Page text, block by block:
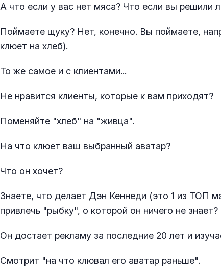
А что если у вас нет мяса? Что если вы решили
Поймаете щуку? Нет, конечно. Вы поймаете,
клюет на хлеб).
То же самое и с клиентами...
Не нравится клиенты, которые к вам приходят?
Поменяйте "хлеб" на "живца".
На что клюет ваш выбранный аватар?
Что он хочет?
Знаете, что делает Дэн Кеннеди (это 1 из ТОП
привлечь "рыбку", о которой он ничего не знает?
Он достает рекламу за последние 20 лет и
Смотрит "на что клювал его аватар раньше".